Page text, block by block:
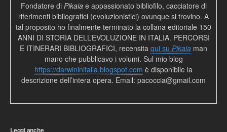
Fondatore di Pikaiae appassionato bibliofilo, cacciatore di
riferimenti bibliografici (evoluzionistici) ovunque si trovino. A
tal proposito ho finalmente terminato la collana editoriale 150
ANNI DI STORIA DELL’EVOLUZIONE IN ITALIA. PERCORSI
E ITINERARI BIBLIOGRAFICI, recensita qui su Pikaia man
mano che pubblicavo i volumi. Sul mio blog
https://darwininitalia.blogspot.com è disponibile la
descrizione dell’intera opera. Email: pacoccia@gmail.com
Leggi anche